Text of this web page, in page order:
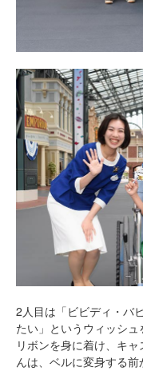
2人目は「ビビディ・バ
たい」というウィッシ
リボンを身に着け、キ
んは、ベルに変身する前